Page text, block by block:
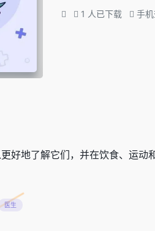
1 人已下载 手
地了解它们，并在饮食、运动
医生